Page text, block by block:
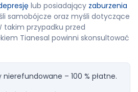
lub posiadający zaburzenia
samobójcze oraz myśli dotyczące
takim przypadku przed
Tianesal powinni skonsultować
– 100 % płatne.